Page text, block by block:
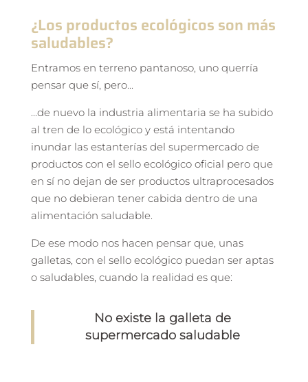
¿Los productos ecológicos son más
saludables?
Entramos en terreno pantanoso, uno querría
pensar que sí, pero...
...de nuevo la industria alimentaria se ha subido
al tren de lo ecológico y está intentando
inundar las estanterías del supermercado de
productos con el sello ecológico oficial pero que
en sí no dejan de ser productos ultraprocesados
que no debieran tener cabida dentro de una
alimentación saludable.
De ese modo nos hacen pensar que, unas
galletas, con el sello ecológico puedan ser aptas
o saludables, cuando la realidad es que:
No existe la galleta de
supermercado saludable